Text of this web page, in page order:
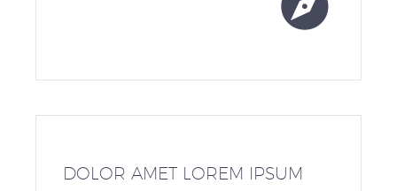
DOLOR AMET LOREM IPSUM